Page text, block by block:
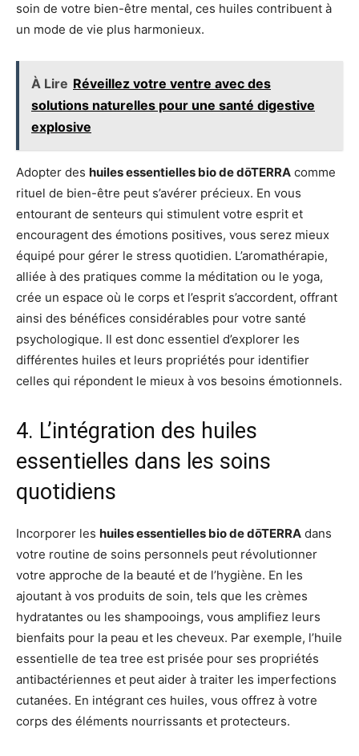
soin de votre bien-être mental, ces huiles contribuent à
un mode de vie plus harmonieux.
À Lire Réveillez votre ventre avec des
solutions naturelles pour une santé digestive
explosive
Adopter des huiles essentielles bio de dōTERRA comme
rituel de bien-être peut s’avérer précieux. En vous
entourant de senteurs qui stimulent votre esprit et
encouragent des émotions positives, vous serez mieux
équipé pour gérer le stress quotidien. L’aromathérapie,
alliée à des pratiques comme la méditation ou le yoga,
crée un espace où le corps et l’esprit s’accordent, offrant
ainsi des bénéfices considérables pour votre santé
psychologique. Il est donc essentiel d’explorer les
différentes huiles et leurs propriétés pour identifier
celles qui répondent le mieux à vos besoins émotionnels.
4. L’intégration des huiles
essentielles dans les soins
quotidiens
Incorporer les huiles essentielles bio de dōTERRA dans
votre routine de soins personnels peut révolutionner
votre approche de la beauté et de l’hygiène. En les
ajoutant à vos produits de soin, tels que les crèmes
hydratantes ou les shampooings, vous amplifiez leurs
bienfaits pour la peau et les cheveux. Par exemple, l’huile
essentielle de tea tree est prisée pour ses propriétés
antibactériennes et peut aider à traiter les imperfections
cutanées. En intégrant ces huiles, vous offrez à votre
corps des éléments nourrissants et protecteurs.